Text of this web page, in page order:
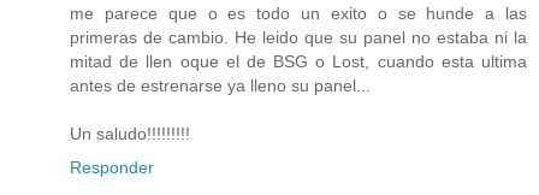
me parece que o es todo un exito o se hunde a las
primeras de cambio. He leido que su panel no estaba ni la
mitad de llen oque el de BSG o Lost, cuando esta ultima
antes de estrenarse ya lleno su panel...
Un saludo!!!!!!!!!
Responder